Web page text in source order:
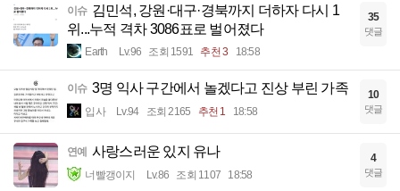
이슈 김민석, 강원·대구·경북까지 더하자 다시 1
위...누적 격차 3086표로 벌어졌다
Earth Lv.96 조회 1591 추천 3 18:58
35
댓글
이슈 3명 익사 구간에서 놀겠다고 진상 부린 가족
입사 Lv.94 조회 2165 추천 1 18:58
10
댓글
연예 사랑스러운 있지 유나
너빨갱이지 Lv.86 조회 1107 18:58
4
댓글